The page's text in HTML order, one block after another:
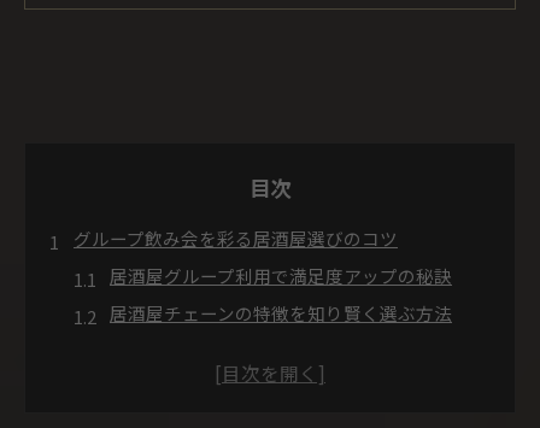
目次
グループ飲み会を彩る居酒屋選びのコツ
居酒屋グループ利用で満足度アップの秘訣
居酒屋チェーンの特徴を知り賢く選ぶ方法
居酒屋チェーン一覧から注目店を比較する視点